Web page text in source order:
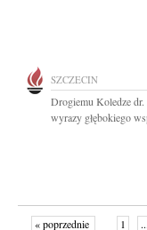
SZCZECIN
Drogiemu Koledze
wyrazy głębokiego
« poprzednie 1 ...